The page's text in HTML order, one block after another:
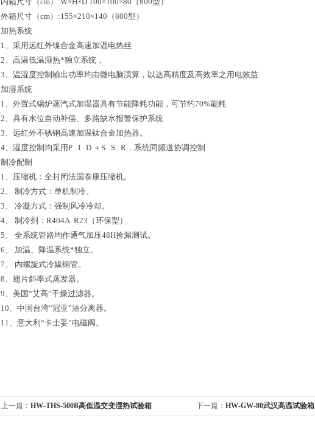
外箱尺寸（cm）:155×210×140（800型）
加热系统
1、采用远红外镍合金高速加温电热丝
2、高温低温湿热*独立系统，
3、温湿度控制输出功率均由微电脑演算，以达高精度及高效率之用电效益
加湿系统
1、外置式锅炉蒸汽式加湿器具有节能降耗功能，可节约70%能耗
2、具有水位自动补偿、多路缺水报警保护系统
3、远红外不锈钢高速加温钛合金加热器。
4、湿度控制均采用P . I . D ＋S . S . R，系统同频道协调控制
制冷配制
1、压缩机：全封闭法国泰康压缩机。
2、 制冷方式：单机制冷。
3、 冷凝方式：强制风冷冷却。
4、 制冷剂：R404A R23（环保型）
5、 全系统管路均作通气加压48H捡漏测试。
6、 加温、降温系统*独立。
7、 内螺旋式冷媒铜管。
8、翅片斜率式蒸发器。
9、美国“艾高”干燥过滤器。
10、中国台湾“冠亚”油分离器。
11、意大利“卡士妥”电磁阀。
上一篇： HW-THS-500B高低温交变湿热试验箱 下一篇： HW-GW-80武汉高温试验箱